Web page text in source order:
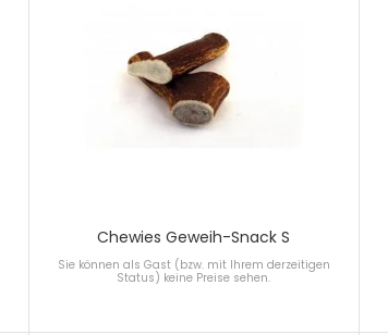
Chewies Geweih-Snack S
Sie können als Gast (bzw. mit Ihrem derzeitigen
Status) keine Preise sehen.